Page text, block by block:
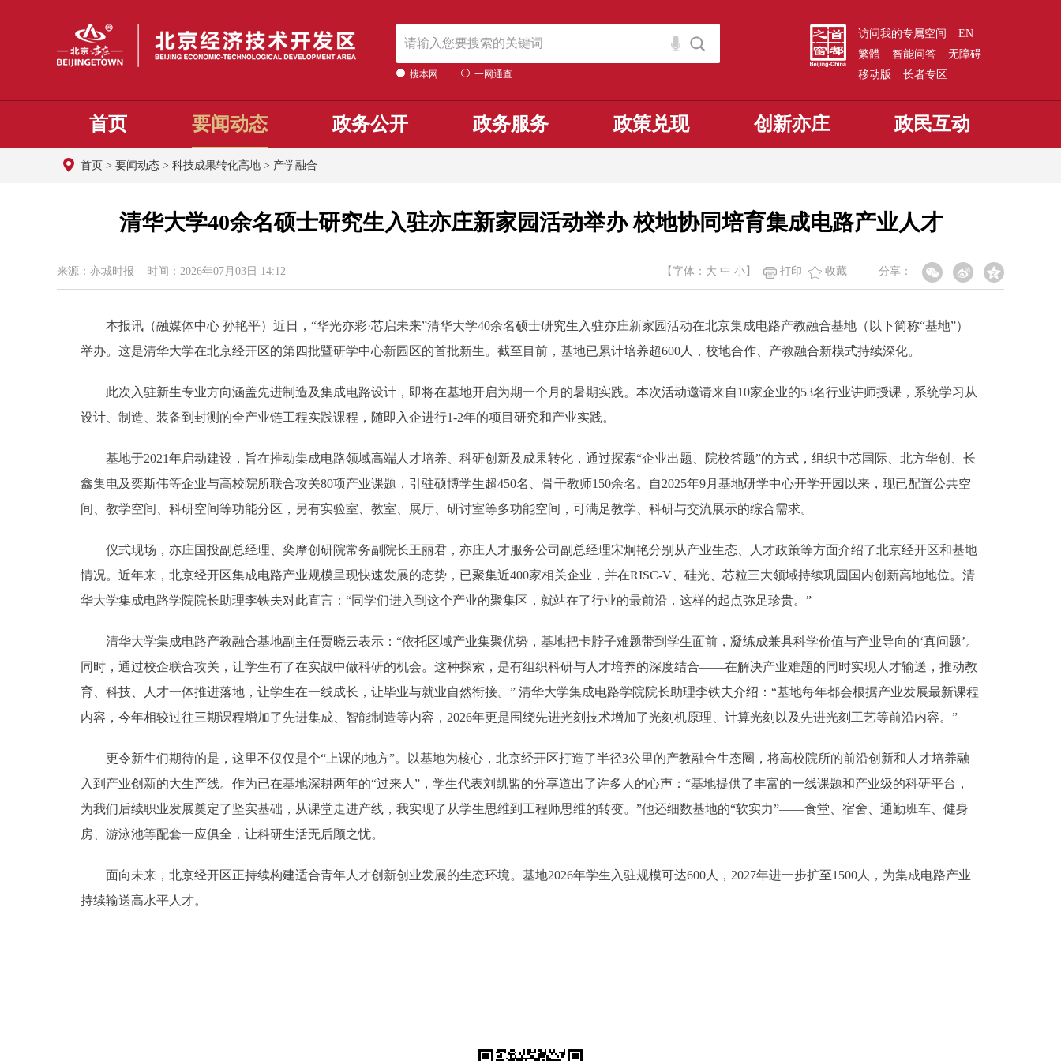
搜本网 一网通查
访问我的专属空间
EN
繁體
智能问答
无障碍
移动版
长者专区
首页 要闻动态 政务公开 政务服务 政策兑现 创新亦庄 政民互动
首页 > 要闻动态 > 科技成果转化高地 > 产学融合
清华大学40余名硕士研究生入驻亦庄新家园活动举办 校地协同培育集成电路产业人才
来源：亦城时报 时间：2026年07月03日 14:12 分享：
【字体： 大 中 小 】 打印 收藏
本报讯（融媒体中心 孙艳平）近日，“华光亦彩·芯启未来”清华大学40余名硕士研究生入驻亦庄新家园活动在北京集成电路产教融合基地（以下简称“基地”）
举办。这是清华大学在北京经开区的第四批暨研学中心新园区的首批新生。截至目前，基地已累计培养超600人，校地合作、产教融合新模式持续深化。
此次入驻新生专业方向涵盖先进制造及集成电路设计，即将在基地开启为期一个月的暑期实践。本次活动邀请来自10家企业的53名行业讲师授课，系统学习从
设计、制造、装备到封测的全产业链工程实践课程，随即入企进行1-2年的项目研究和产业实践。
基地于2021年启动建设，旨在推动集成电路领域高端人才培养、科研创新及成果转化，通过探索“企业出题、院校答题”的方式，组织中芯国际、北方华创、长
鑫集电及奕斯伟等企业与高校院所联合攻关80项产业课题，引驻硕博学生超450名、骨干教师150余名。自2025年9月基地研学中心开学开园以来，现已配置公共空
间、教学空间、科研空间等功能分区，另有实验室、教室、展厅、研讨室等多功能空间，可满足教学、科研与交流展示的综合需求。
仪式现场，亦庄国投副总经理、奕摩创研院常务副院长王丽君，亦庄人才服务公司副总经理宋炯艳分别从产业生态、人才政策等方面介绍了北京经开区和基地
情况。近年来，北京经开区集成电路产业规模呈现快速发展的态势，已聚集近400家相关企业，并在RISC-V、硅光、芯粒三大领域持续巩固国内创新高地地位。清
华大学集成电路学院院长助理李铁夫对此直言：“同学们进入到这个产业的聚集区，就站在了行业的最前沿，这样的起点弥足珍贵。”
清华大学集成电路产教融合基地副主任贾晓云表示：“依托区域产业集聚优势，基地把卡脖子难题带到学生面前，凝练成兼具科学价值与产业导向的‘真问题’。
同时，通过校企联合攻关，让学生有了在实战中做科研的机会。这种探索，是有组织科研与人才培养的深度结合——在解决产业难题的同时实现人才输送，推动教
育、科技、人才一体推进落地，让学生在一线成长，让毕业与就业自然衔接。” 清华大学集成电路学院院长助理李铁夫介绍：“基地每年都会根据产业发展最新课程
内容，今年相较过往三期课程增加了先进集成、智能制造等内容，2026年更是围绕先进光刻技术增加了光刻机原理、计算光刻以及先进光刻工艺等前沿内容。”
更令新生们期待的是，这里不仅仅是个“上课的地方”。以基地为核心，北京经开区打造了半径3公里的产教融合生态圈，将高校院所的前沿创新和人才培养融
入到产业创新的大生产线。作为已在基地深耕两年的“过来人”，学生代表刘凯盟的分享道出了许多人的心声：“基地提供了丰富的一线课题和产业级的科研平台，
为我们后续职业发展奠定了坚实基础，从课堂走进产线，我实现了从学生思维到工程师思维的转变。”他还细数基地的“软实力”——食堂、宿舍、通勤班车、健身
房、游泳池等配套一应俱全，让科研生活无后顾之忧。
面向未来，北京经开区正持续构建适合青年人才创新创业发展的生态环境。基地2026年学生入驻规模可达600人，2027年进一步扩至1500人，为集成电路产业
持续输送高水平人才。